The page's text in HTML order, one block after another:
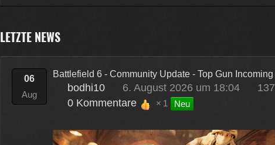
LETZTE NEWS
06
Aug
Battlefield 6 - Community Update - Top Gun Incoming
bodhi10 6. August 2026 um 18:04
137
0 Kommentare
1 Neu